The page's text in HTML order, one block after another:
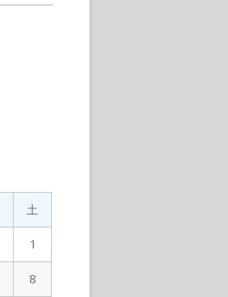
土
1
8